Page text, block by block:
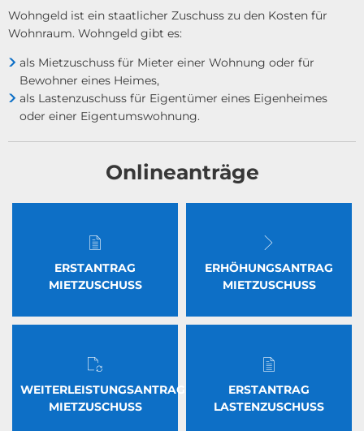
Wohngeld ist ein staatlicher Zuschuss zu den Kosten für
Wohnraum. Wohngeld gibt es:
als Mietzuschuss für Mieter einer Wohnung oder für
Bewohner eines Heimes,
als Lastenzuschuss für Eigentümer eines Eigenheimes
oder einer Eigentumswohnung.
Onlineanträge
ERSTANTRAG
MIETZUSCHUSS
ERHÖHUNGSANTRAG
MIETZUSCHUSS
WEITERLEISTUNGSANTRAG
MIETZUSCHUSS
ERSTANTRAG
LASTENZUSCHUSS